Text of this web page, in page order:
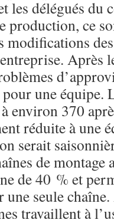
les délégués
production, ce
modifications
Après
une équipe.
environ 370
réduite à une
serait
de montage
de 40 % et
une seule
travaillent à